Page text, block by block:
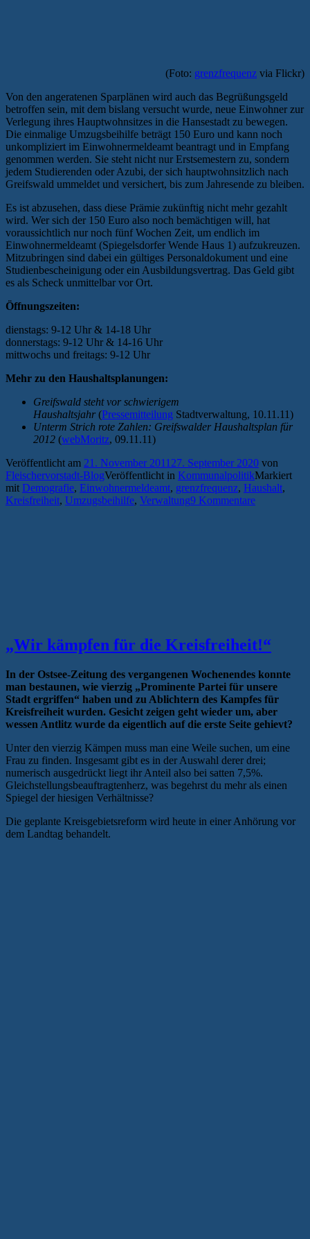
(Foto: grenzfrequenz via Flickr)
Von den angeratenen Sparplänen wird auch das Begrüßungsgeld
betroffen sein, mit dem bislang versucht wurde, neue Einwohner zur
Verlegung ihres Hauptwohnsitzes in die Hansestadt zu bewegen.
Die einmalige Umzugsbeihilfe beträgt 150 Euro und kann noch
unkompliziert im Einwohnermeldeamt beantragt und in Empfang
genommen werden. Sie steht nicht nur Erstsemestern zu, sondern
jedem Studierenden oder Azubi, der sich hauptwohnsitzlich nach
Greifswald ummeldet und versichert, bis zum Jahresende zu bleiben.
Es ist abzusehen, dass diese Prämie zukünftig nicht mehr gezahlt
wird. Wer sich der 150 Euro also noch bemächtigen will, hat
voraussichtlich nur noch fünf Wochen Zeit, um endlich im
Einwohnermeldeamt (Spiegelsdorfer Wende Haus 1) aufzukreuzen.
Mitzubringen sind dabei ein gültiges Personaldokument und eine
Studienbescheinigung oder ein Ausbildungsvertrag. Das Geld gibt
es als Scheck unmittelbar vor Ort.
Öffnungszeiten:
dienstags: 9-12 Uhr & 14-18 Uhr
donnerstags: 9-12 Uhr & 14-16 Uhr
mittwochs und freitags: 9-12 Uhr
Mehr zu den Haushaltsplanungen:
Greifswald steht vor schwierigem
Haushaltsjahr (Pressemitteilung Stadtverwaltung, 10.11.11)
Unterm Strich rote Zahlen: Greifswalder Haushaltsplan für
2012 (webMoritz, 09.11.11)
Veröffentlicht am 21. November 2011 27. September 2020 von
Fleischervorstadt-BlogVeröffentlicht in KommunalpolitikMarkiert
mit Demografie, Einwohnermeldeamt, grenzfrequenz, Haushalt,
Kreisfreiheit, Umzugsbeihilfe, Verwaltung9 Kommentare
„Wir kämpfen für die Kreisfreiheit!“
In der Ostsee-Zeitung des vergangenen Wochenendes konnte
man bestaunen, wie vierzig „Prominente Partei für unsere
Stadt ergriffen“ haben und zu Ablichtern des Kampfes für
Kreisfreiheit wurden. Gesicht zeigen geht wieder um, aber
wessen Antlitz wurde da eigentlich auf die erste Seite gehievt?
Unter den vierzig Kämpen muss man eine Weile suchen, um eine
Frau zu finden. Insgesamt gibt es in der Auswahl derer drei;
numerisch ausgedrückt liegt ihr Anteil also bei satten 7,5%.
Gleichstellungsbeauftragtenherz, was begehrst du mehr als einen
Spiegel der hiesigen Verhältnisse?
Die geplante Kreisgebietsreform wird heute in einer Anhörung vor
dem Landtag behandelt.